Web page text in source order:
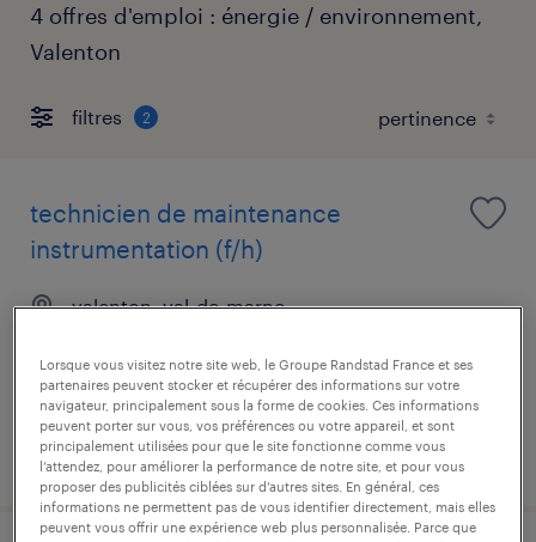
4 offres d'emploi : énergie / environnement,
Valenton
filtres 2
technicien de maintenance
instrumentation (f/h)
valenton, val-de-marne
31 000 € - 38 000 € par année
publié le 20 mai 2026
Lorsque vous visitez notre site web, le Groupe Randstad France et ses
partenaires peuvent stocker et récupérer des informations sur votre
navigateur, principalement sous la forme de cookies. Ces informations
peuvent porter sur vous, vos préférences ou votre appareil, et sont
principalement utilisées pour que le site fonctionne comme vous
l’attendez, pour améliorer la performance de notre site, et pour vous
proposer des publicités ciblées sur d’autres sites. En général, ces
informations ne permettent pas de vous identifier directement, mais elles
peuvent vous offrir une expérience web plus personnalisée. Parce que